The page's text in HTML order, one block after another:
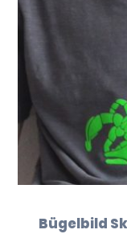
Bügelbild